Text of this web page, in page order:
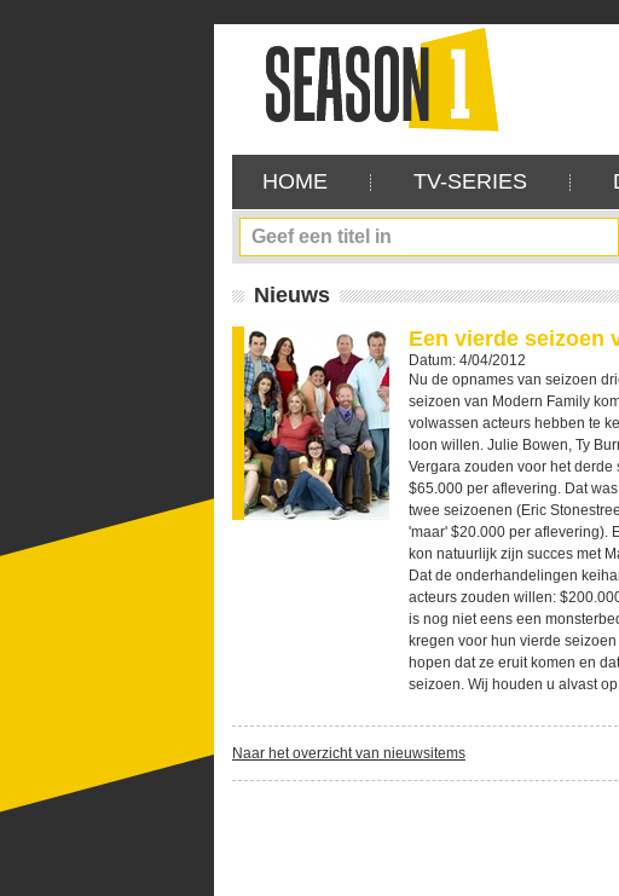
HOME TV-SERIES
Nieuws
Een vierde seizoen
Datum: 4/04/2012
Nu de opnames van seizoen
seizoen van Modern Family
volwassen acteurs hebben te
loon willen. Julie Bowen, Ty
Vergara zouden voor het
$65.000 per aflevering. Dat
twee seizoenen (Eric
'maar' $20.000 per aflevering).
kon natuurlijk zijn succes met
Dat de onderhandelingen
acteurs zouden willen:
is nog niet eens een
kregen voor hun vierde
hopen dat ze eruit komen en
seizoen. Wij houden u alvast
Naar het overzicht van nieuwsitems